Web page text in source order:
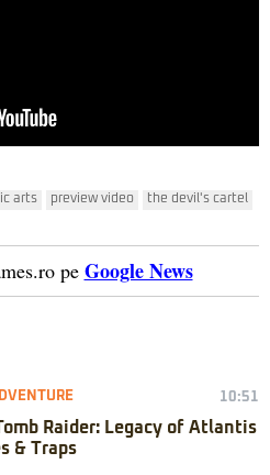
arts preview video the devil's cartel
pe Google News
10:51
Raider: Legacy of Atlantis
& Traps